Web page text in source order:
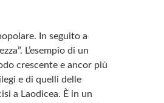
In seguito a
L’esempio di un
crescente e ancor più
e di quelli delle
a Laodicea. È in un